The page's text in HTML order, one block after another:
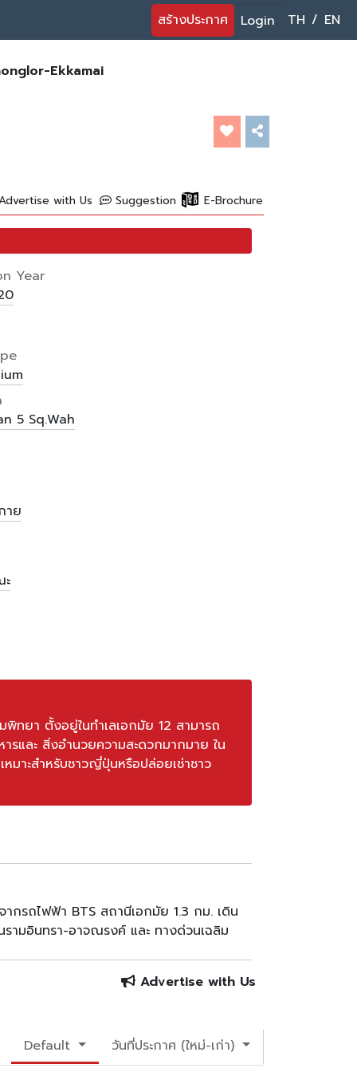
สร้างประกาศ Login TH / EN
Ekkamai
with Us Suggestion E-Brochure
Year
5 Sq.Wah
าย
ทยา ตั้งอยู่ในทำเลเอกมัย 12 สามารถ
รและ สิ่งอำนวยความสะดวกมากมาย ใน
าะสำหรับชาวญี่ปุ่นหรือปล่อยเช่าชาว
กรถไฟฟ้า BTS สถานีเอกมัย 1.3 กม. เดิน
ามอินทรา-อาจณรงค์ และ ทางด่วนเฉลิม
Advertise with Us
วันที่ประกาศ (ใหม่-เก่า)
Default